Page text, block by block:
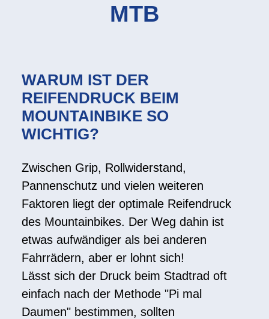
MTB
WARUM IST DER
REIFENDRUCK BEIM
MOUNTAINBIKE SO
WICHTIG?
Zwischen Grip, Rollwiderstand,
Pannenschutz und vielen weiteren
Faktoren liegt der optimale Reifendruck
des Mountainbikes. Der Weg dahin ist
etwas aufwändiger als bei anderen
Fahrrädern, aber er lohnt sich!
Lässt sich der Druck beim Stadtrad oft
einfach nach der Methode "Pi mal
Daumen" bestimmen, sollten